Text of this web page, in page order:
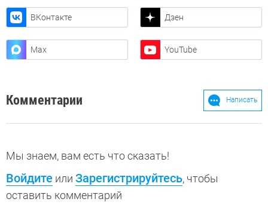
ВКонтакте Дзен
Max YouTube
Комментарии Написать
Мы знаем, вам есть что сказать!
Войдите или Зарегистрируйтесь, чтобы
оставить комментарий